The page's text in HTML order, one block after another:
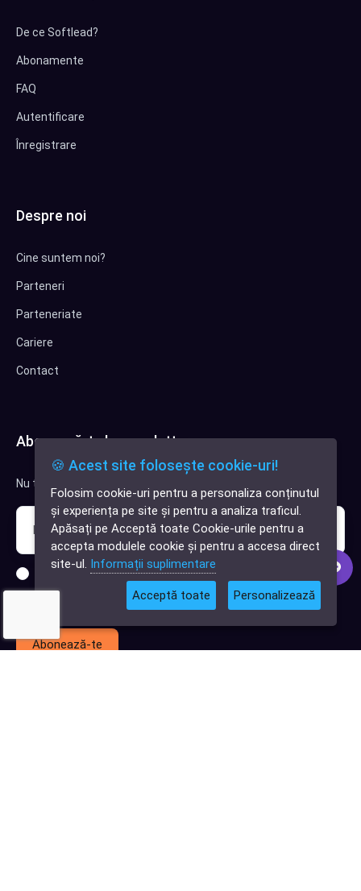
✕
Cauți o aplicație
software?
De ce Softlead?
Abonamente
FAQ
Autentificare
Înregistrare
Despre noi
Cine suntem noi?
Parteneri
Parteneriate
Cariere
Contact
Abonează-te la newsletter
Nu trimitem spam, deci nu îți face griji.
Sunt interesat de clienți pentru compania mea IT
Sunt interesat de achiziții software
Abonează-te
🍪 Acest site folosește cookie-uri!
Folosim cookie-uri pentru a personaliza conținutul
și experiența pe site și pentru a analiza traficul.
Apăsați pe Acceptă toate Cookie-urile pentru a
accepta modulele cookie și pentru a accesa direct
site-ul. Informații suplimentare
Acceptă toate Personalizează